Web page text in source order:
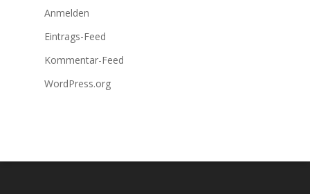
Anmelden
Eintrags-Feed
Kommentar-Feed
WordPress.org